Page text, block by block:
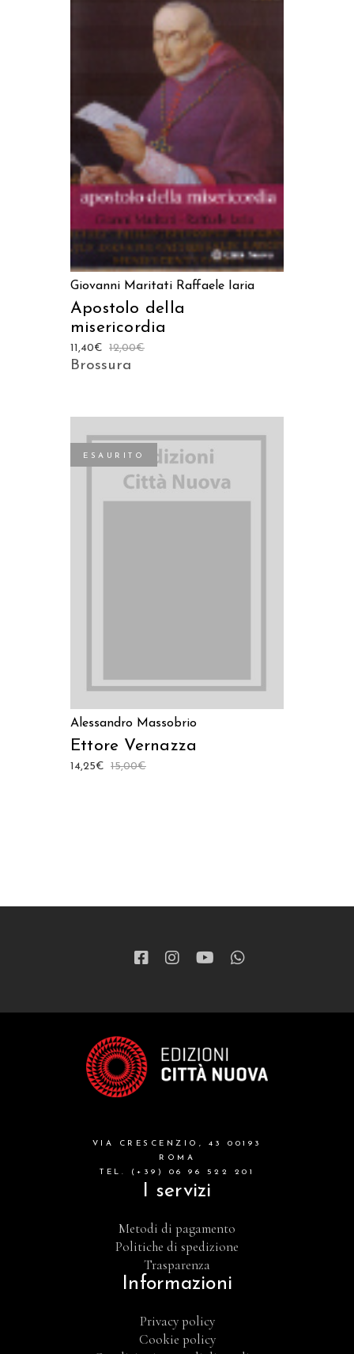
AGGIUNGI AL CARRELLO
Giovanni Maritati Raffaele Iaria
Apostolo della
misericordia
12,00€
11,40€
Brossura
ESAURITO
Alessandro Massobrio
Ettore Vernazza
15,00€
14,25€
VIA CRESCENZIO, 43 00193
ROMA
TEL. (+39) 06 96 522 201
I servizi
Metodi di pagamento
Politiche di spedizione
Trasparenza
Informazioni
Privacy policy
Cookie policy